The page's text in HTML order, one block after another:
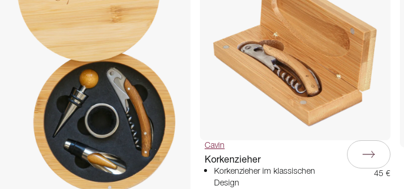
Cavin
Korkenzieher
Korkenzieher im klassischen
Design
45 €